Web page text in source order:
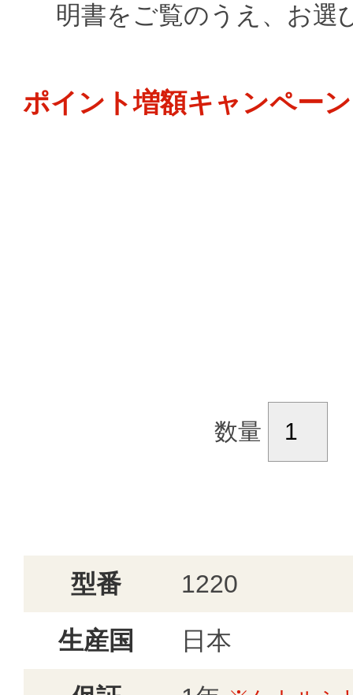
明書をご覧のうえ、お選
ポイント増額キャンペー
数量
型番
1220
生産国
日本